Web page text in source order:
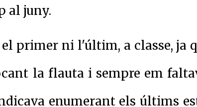
al juny.
primer ni l'últim, a classe, ja
la flauta i sempre em
enumerant els últims